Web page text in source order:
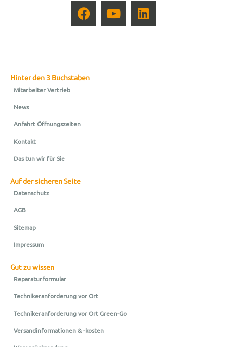
Hinter den 3 Buchstaben
Mitarbeiter Vertrieb
News
Anfahrt Öffnungszeiten
Kontakt
Das tun wir für Sie
Auf der sicheren Seite
Datenschutz
AGB
Sitemap
Impressum
Gut zu wissen
Reparaturformular
Technikeranforderung vor Ort
Technikeranforderung vor Ort Green-Go
Versandinformationen & -kosten